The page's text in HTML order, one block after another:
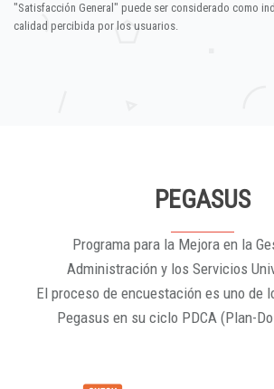
"Satisfacción General" puede ser considerado como
calidad percibida por los usuarios.
PEGASUS
Programa para la Mejora en la
Administración y los Servicios
El proceso de encuestación es uno de
Pegasus en su ciclo PDCA (Plan-